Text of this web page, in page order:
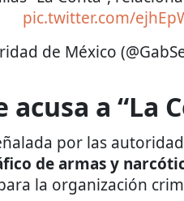
pic.twitter.com/
de México
acusa a “La
por las
de armas y
la organización